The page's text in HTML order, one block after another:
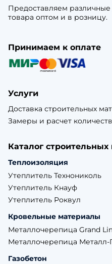
Предоставляем
товара оптом и в розницу.
Принимаем к оплате
Услуги
Доставка строительных
Замеры и расчет
Каталог
Теплоизоляция
Утеплитель Технониколь
Утеплитель Кнауф
Утеплитель Роквул
Кровельные материалы
Металлочерепица Grand
Металлочерепица
Газобетон